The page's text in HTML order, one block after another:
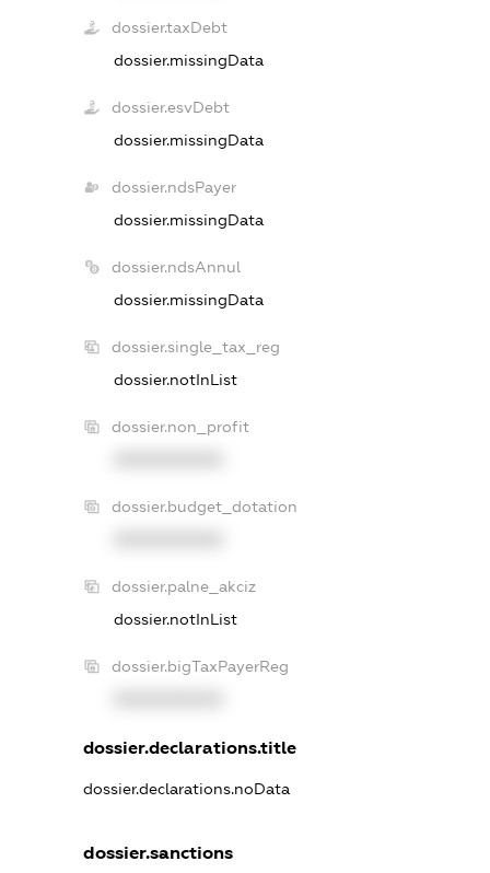
dossier.taxDebt
dossier.missingData
dossier.esvDebt
dossier.missingData
dossier.ndsPayer
dossier.missingData
dossier.ndsAnnul
dossier.missingData
dossier.single_tax_reg
dossier.notInList
dossier.non_profit
dossier.budget_dotation
dossier.palne_akciz
dossier.notInList
dossier.bigTaxPayerReg
dossier.declarations.title
dossier.declarations.noData
dossier.sanctions